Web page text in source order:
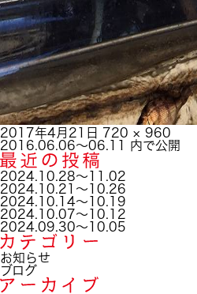
投
稿
日:
2017年4月21日 フ
ル
イ
ズ
720 × 960
投
稿
ナ
ビ
ゲ
ー
シ
ョ
ン
2016.06.06～06.11 内で公開
2024.10.28～11.02
2024.10.21～10.26
2024.10.14～10.19
2024.10.07～10.12
2024.09.30～10.05
お知らせ
ブログ